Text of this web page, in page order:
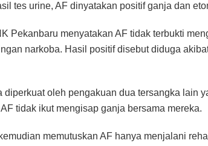
tes urine, AF dinyatakan positif ganja dan
Pekanbaru menyatakan AF tidak terbukti
narkoba. Hasil positif disebut diduga
diperkuat oleh pengakuan dua tersangka lain
tidak ikut mengisap ganja bersama mereka.
memutuskan AF hanya menjalani